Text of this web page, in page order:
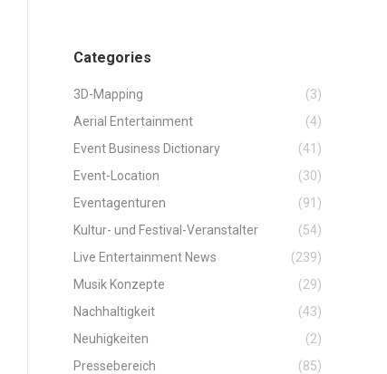
Categories
3D-Mapping
(3)
Aerial Entertainment
(4)
Event Business Dictionary
(41)
Event-Location
(30)
Eventagenturen
(91)
Kultur- und Festival-Veranstalter
(54)
Live Entertainment News
(239)
Musik Konzepte
(29)
Nachhaltigkeit
(43)
Neuhigkeiten
(2)
Pressebereich
(85)